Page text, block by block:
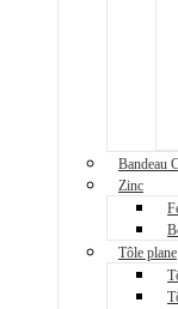
Bandeau
Zinc
Tôle plane